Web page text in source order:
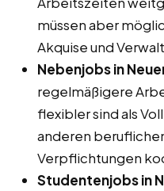
müssen aber
Akquise und
Nebenjobs in
regelmäßigere
flexibler sind als
anderen
Verpflichtungen
Studentenjobs in